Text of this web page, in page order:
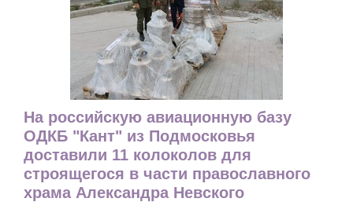
На российскую авиационную базу
ОДКБ "Кант" из Подмосковья
доставили 11 колоколов для
строящегося в части православного
храма Александра Невского